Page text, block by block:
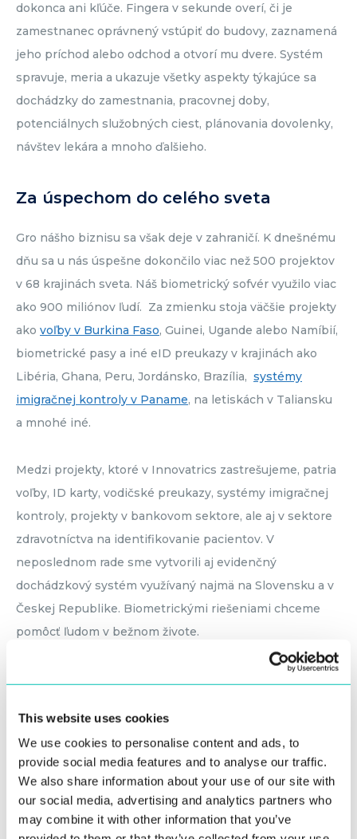
This website uses cookies
We use cookies to personalise content and ads, to
provide social media features and to analyse our traffic.
We also share information about your use of our site with
our social media, advertising and analytics partners who
may combine it with other information that you’ve
dokonca ani kľúče. Fingera v sekunde overí, či je
zamestnanec oprávnený vstúpiť do budovy, zaznamená
jeho príchod alebo odchod a otvorí mu dvere. Systém
spravuje, meria a ukazuje všetky aspekty týkajúce sa
dochádzky do zamestnania, pracovnej doby,
potenciálnych služobných ciest, plánovania dovolenky,
návštev lekára a mnoho ďalšieho.
Za úspechom do celého sveta
Gro nášho biznisu sa však deje v zahraničí. K dnešnému
dňu sa u nás úspešne dokončilo viac než 500 projektov
v 68 krajinách sveta. Náš biometrický sofvér využilo viac
ako 900 miliónov ľudí. Za zmienku stoja väčšie projekty
ako voľby v Burkina Faso, Guinei, Ugande alebo Namíbií,
biometrické pasy a iné eID preukazy v krajinách ako
Libéria, Ghana, Peru, Jordánsko, Brazília, systémy
imigračnej kontroly v Paname, na letiskách v Taliansku
a mnohé iné.
Medzi projekty, ktoré v Innovatrics zastrešujeme, patria
voľby, ID karty, vodičské preukazy, systémy imigračnej
kontroly, projekty v bankovom sektore, ale aj v sektore
zdravotníctva na identifikovanie pacientov. V
neposlednom rade sme vytvorili aj evidenčný
dochádzkový systém využívaný najmä na Slovensku a v
Českej Republike. Biometrickými riešeniami chceme
pomôcť ľudom v bežnom živote.
Neustále rastieme a vítame nových
V našej spoločnosti je človek pri projekte od jeho zrodu
až po finálne úpravy a následný servis. Práca (ktorá má
zmysel a pre ktorú majú zamestnanci vášeň) ponúka
otvorené možnosti a pozície pre ďalších šikovných